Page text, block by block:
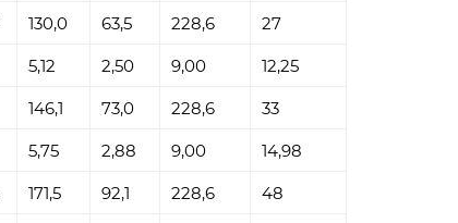
130,0 63,5 228,6
27
5,12 2,50 9,00 12,25
146,1 73,0 228,6
33
5,75 2,88 9,00 14,98
171,5 92,1 228,6
48